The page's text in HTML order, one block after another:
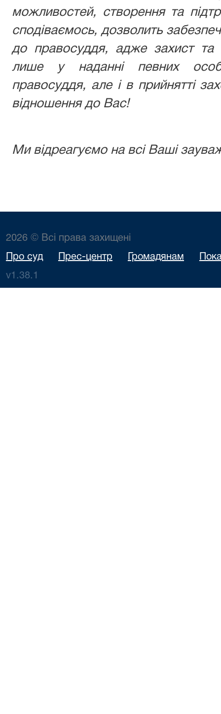
можливостей, створення та
сподіваємось, дозволить
до правосуддя, адже захист та
лише у наданні певних
правосуддя, але і в прийнятті
відношення до Вас!
Ми відреагуємо на всі Ваші
2026 © Всі права захищені
Про суд Прес-центр Громадянам
v1.38.1